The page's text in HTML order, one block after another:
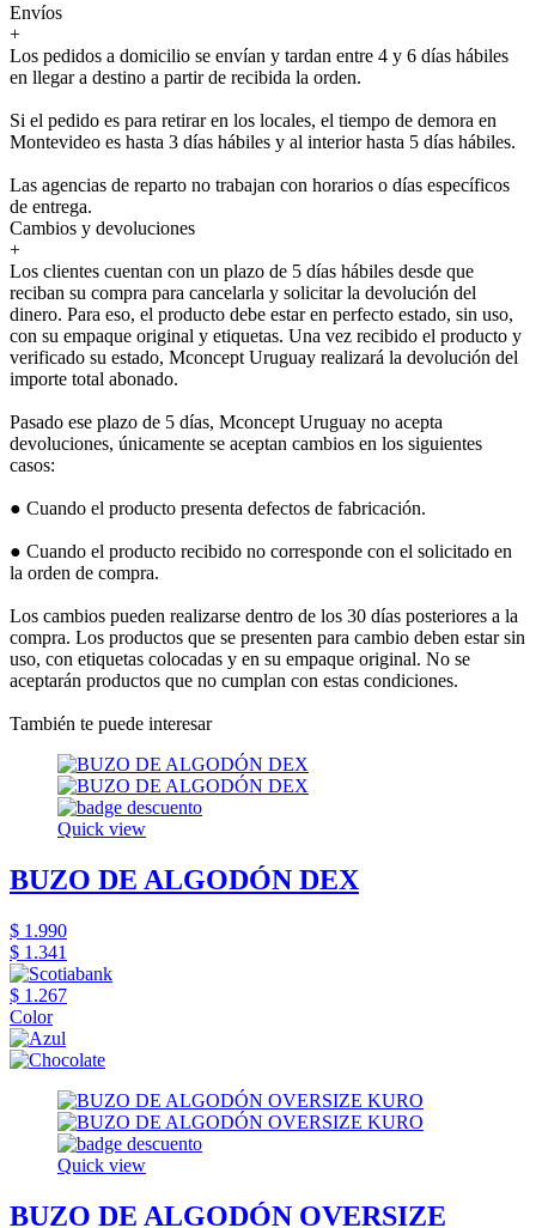
Envíos
+
Los pedidos a domicilio se envían y tardan entre 4 y 6 días hábiles
en llegar a destino a partir de recibida la orden.
Si el pedido es para retirar en los locales, el tiempo de demora en
Montevideo es hasta 3 días hábiles y al interior hasta 5 días hábiles.
Las agencias de reparto no trabajan con horarios o días específicos
de entrega.
Cambios y devoluciones
+
Los clientes cuentan con un plazo de 5 días hábiles desde que
reciban su compra para cancelarla y solicitar la devolución del
dinero. Para eso, el producto debe estar en perfecto estado, sin uso,
con su empaque original y etiquetas. Una vez recibido el producto y
verificado su estado, Mconcept Uruguay realizará la devolución del
importe total abonado.
Pasado ese plazo de 5 días, Mconcept Uruguay no acepta
devoluciones, únicamente se aceptan cambios en los siguientes
casos:
● Cuando el producto presenta defectos de fabricación.
● Cuando el producto recibido no corresponde con el solicitado en
la orden de compra.
Los cambios pueden realizarse dentro de los 30 días posteriores a la
compra. Los productos que se presenten para cambio deben estar sin
uso, con etiquetas colocadas y en su empaque original. No se
aceptarán productos que no cumplan con estas condiciones.
También te puede interesar
Quick view
BUZO DE ALGODÓN DEX
$ 1.990
$ 1.341
$ 1.267
Color
Quick view
BUZO DE ALGODÓN OVERSIZE